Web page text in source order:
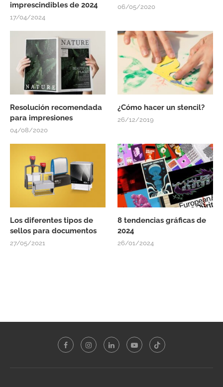
imprescindibles de 2024
17/04/2024
06/05/2020
Resolución recomendada
para impresiones
04/08/2020
¿Cómo hacer un stencil?
26/12/2019
Los diferentes tipos de
sellos para documentos
27/05/2021
8 tendencias gráficas de
2024
26/01/2024